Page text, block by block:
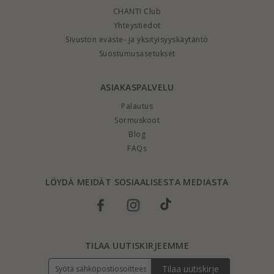
CHANTI Club
Yhteystiedot
Sivuston eväste- ja yksityisyyskäytäntö
Suostumusasetukset
ASIAKASPALVELU
Palautus
Sormuskoot
Blog
FAQs
LÖYDÄ MEIDÄT SOSIAALISESTA MEDIASTA
TILAA UUTISKIRJEEMME
Tilaa uutiskirje